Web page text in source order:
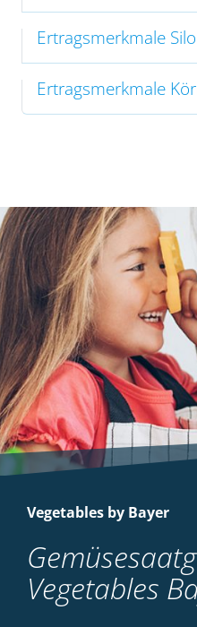
Ertragsmerkmale
Ertragsmerkmale
Vegetables by Bayer
Vegetables